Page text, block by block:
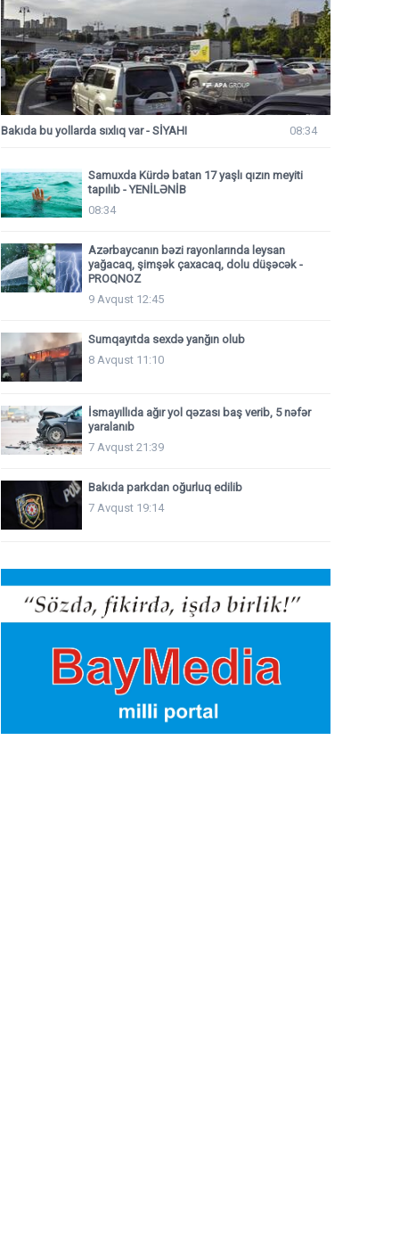
Bakıda bu yollarda sıxlıq var - SİYAHI 08:34
Samuxda Kürdə batan 17 yaşlı qızın meyiti
tapılıb - YENİLƏNİB
08:34
Azərbaycanın bəzi rayonlarında leysan
yağacaq, şimşək çaxacaq, dolu düşəcək -
PROQNOZ
9 Avqust 12:45
Sumqayıtda sexdə yanğın olub
8 Avqust 11:10
İsmayıllıda ağır yol qəzası baş verib, 5 nəfər
yaralanıb
7 Avqust 21:39
Bakıda parkdan oğurluq edilib
7 Avqust 19:14